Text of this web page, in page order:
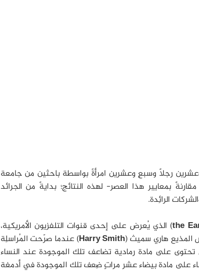
رجلًا وسبعٍ وعشرين امرأةً بواسطة باحثين من جامعة
بمعايير هذا العصر- لهذه النتائج؛ بدايةً من الجرائد
الرائِدة.
the) الذي يُعرض على إحدى قنوات التلفزيون الأمريكية،
المذيع هاري سميث (Harry Smith) عندما صرّحت المُراسلِة
تحتوى على مادة رمادية تضاعف تلك الموجودة عند النساء
على مادة بيضاء عشر مراتٍ ضِعف تلك الموجودة في أدمغة